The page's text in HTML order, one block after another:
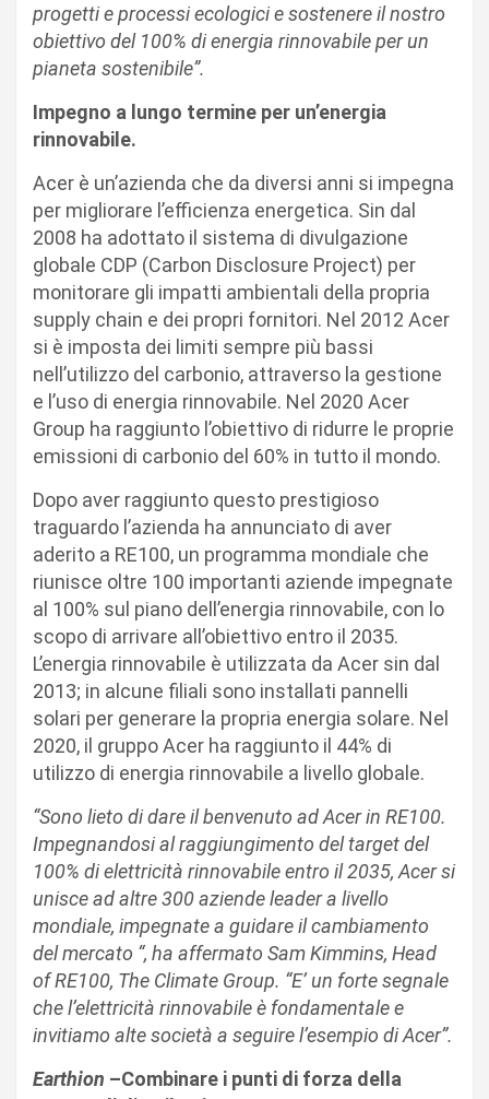
progetti e processi ecologici e sostenere il nostro
obiettivo del 100% di energia rinnovabile per un
pianeta sostenibile”.
Impegno a lungo termine per un’energia
rinnovabile.
Acer è un’azienda che da diversi anni si impegna
per migliorare l’efficienza energetica. Sin dal
2008 ha adottato il sistema di divulgazione
globale CDP (Carbon Disclosure Project) per
monitorare gli impatti ambientali della propria
supply chain e dei propri fornitori. Nel 2012 Acer
si è imposta dei limiti sempre più bassi
nell’utilizzo del carbonio, attraverso la gestione
e l’uso di energia rinnovabile. Nel 2020 Acer
Group ha raggiunto l’obiettivo di ridurre le proprie
emissioni di carbonio del 60% in tutto il mondo.
Dopo aver raggiunto questo prestigioso
traguardo l’azienda ha annunciato di aver
aderito a RE100, un programma mondiale che
riunisce oltre 100 importanti aziende impegnate
al 100% sul piano dell’energia rinnovabile, con lo
scopo di arrivare all’obiettivo entro il 2035.
L’energia rinnovabile è utilizzata da Acer sin dal
2013; in alcune filiali sono installati pannelli
solari per generare la propria energia solare. Nel
2020, il gruppo Acer ha raggiunto il 44% di
utilizzo di energia rinnovabile a livello globale.
“Sono lieto di dare il benvenuto ad Acer in RE100.
Impegnandosi al raggiungimento del target del
100% di elettricità rinnovabile entro il 2035, Acer si
unisce ad altre 300 aziende leader a livello
mondiale, impegnate a guidare il cambiamento
del mercato “, ha affermato Sam Kimmins, Head
of RE100, The Climate Group. “E’ un forte segnale
che l’elettricità rinnovabile è fondamentale e
invitiamo alte società a seguire l’esempio di Acer”.
Earthion –Combinare i punti di forza della